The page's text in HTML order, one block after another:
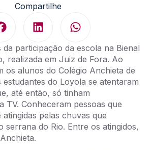
Compartilhe
da participação da escola na Bienal
realizada em Juiz de Fora. Ao
os alunos do Colégio Anchieta de
do Loyola se atentaram
até então, só tinham
TV. Conheceram pessoas que
pelas chuvas que
serrana do Rio. Entre os atingidos,